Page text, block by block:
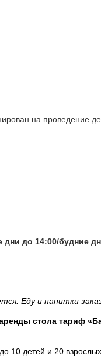
на проведение
дни до 14:00/будние
Еду и напитки
стола тариф
10 детей и 20 взрослых.